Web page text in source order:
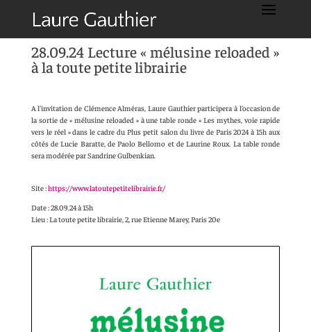
28.09.24 Lecture « mélusine reloaded »
à la toute petite librairie
A l’invitation de Clémence Alméras, Laure Gauthier participera à l’occasion de
la sortie de « mélusine reloaded » à une table ronde « Les mythes, voie rapide
vers le réel » dans le cadre du Plus petit salon du livre de Paris 2024 à 15h aux
côtés de Lucie Baratte, de Paolo Bellomo et de Laurine Roux. La table ronde
sera modérée par Sandrine Gulbenkian.
Site :https://www.latoutepetitelibrairie.fr/
Date : 28.09.24 à 15h
Lieu : La toute petite librairie, 2, rue Etienne Marey, Paris 20e